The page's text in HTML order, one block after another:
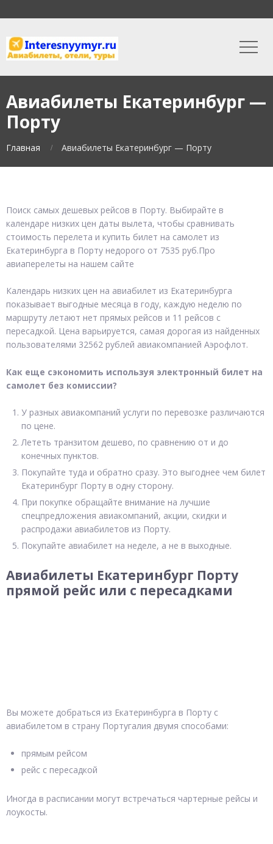
Авиабилеты Екатеринбург —
Порту
Главная Авиабилеты Екатеринбург — Порту
Поиск самых дешевых рейсов в Порту. Выбирайте в
календаре низких цен даты вылета, чтобы сравнивать
стоимость перелета и купить билет на самолет из
Екатеринбурга в Порту недорого от 7535 руб.Про
авиаперелеты на нашем сайте
Календарь низких цен на авиабилет из Екатеринбурга
показывает выгодные месяца в году, каждую неделю по
маршруту летают нет прямых рейсов и 11 рейсов с
пересадкой. Цена варьируется, самая дорогая из найденных
пользователями 32562 рублей авиакомпанией Аэрофлот.
Как еще сэкономить используя электронный билет на
самолет без комиссии?
У разных авиакомпаний услуги по перевозке различаются
по цене.
Лететь транзитом дешево, по сравнению от и до
конечных пунктов.
Покупайте туда и обратно сразу. Это выгоднее чем билет
Екатеринбург Порту в одну сторону.
При покупке обращайте внимание на лучшие
спецпредложения авиакомпаний, акции, скидки и
распродажи авиабилетов из Порту.
Покупайте авиабилет на неделе, а не в выходные.
Авиабилеты Екатеринбург Порту
прямой рейс или с пересадками
Вы можете добраться из Екатеринбурга в Порту с
авиабилетом в страну Португалия двумя способами:
прямым рейсом
рейс с пересадкой
Иногда в расписании могут встречаться чартерные рейсы и
лоукосты.